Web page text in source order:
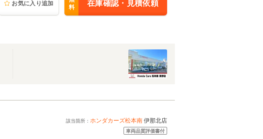
お気に入り追加
料
在庫確認・見積依頼
該当箇所： ホンダカーズ松本南 伊那北店
車両品質評価書付